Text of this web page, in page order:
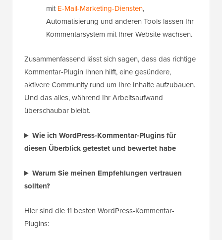
mitE-Mail-Marketing-Diensten,
Automatisierung und anderen Tools lassen Ihr
Kommentarsystem mit Ihrer Website wachsen.
Zusammenfassend lässt sich sagen, dass das richtige
Kommentar-Plugin Ihnen hilft, eine gesündere,
aktivere Community rund um Ihre Inhalte aufzubauen.
Und das alles, während Ihr Arbeitsaufwand
überschaubar bleibt.
Wie ich WordPress-Kommentar-Plugins für
diesen Überblick getestet und bewertet habe
Warum Sie meinen Empfehlungen vertrauen
sollten?
Hier sind die 11 besten WordPress-Kommentar-
Plugins: